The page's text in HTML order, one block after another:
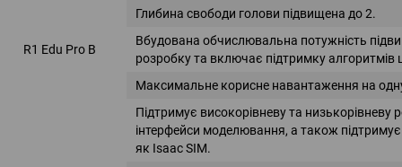
R1 Edu Pro B
Глибина свободи голови підвищена до 2.
Вбудована обчислювальна потужність
розробку та включає підтримку алгоритмів
Максимальне корисне навантаження на
Підтримує високорівневу та низькорівневу
інтерфейси моделювання, а також
як Isaac SIM.